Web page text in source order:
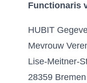
Functionaris
HUBIT
Mevrouw
Lise-Meitner-
28359 Bremen